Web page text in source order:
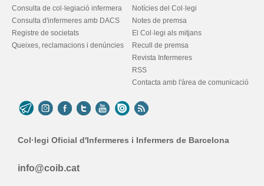
Consulta de col·legiació infermera
Consulta d'infermeres amb DACS
Registre de societats
Queixes, reclamacions i denúncies
Notícies del Col·legi
Notes de premsa
El Col·legi als mitjans
Recull de premsa
Revista Infermeres
RSS
Contacta amb l'àrea de comunicació
Col·legi Oficial d'Infermeres i Infermers de Barcelona
info@coib.cat